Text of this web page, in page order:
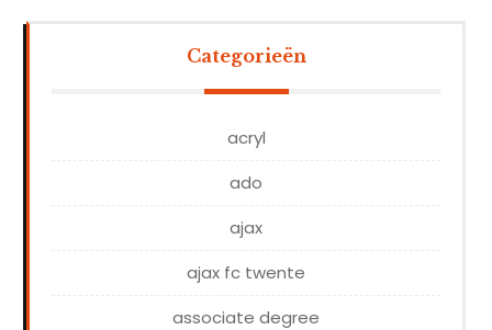
Categorieën
acryl
ado
ajax
ajax fc twente
associate degree